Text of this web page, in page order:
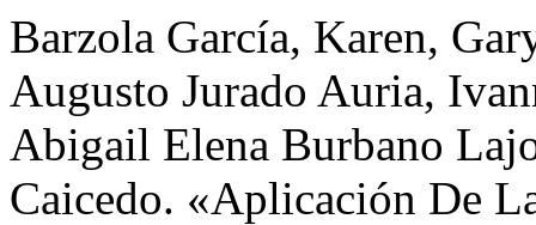
Barzola García, Karen,
Augusto Jurado Auria,
Abigail Elena Burbano
Caicedo. «Aplicación De